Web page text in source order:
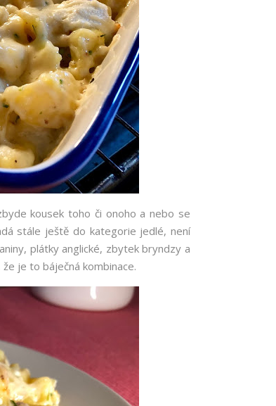
kousek toho či onoho a nebo se
stále ještě do kategorie jedlé, není
plátky anglické, zbytek bryndzy a
je to báječná kombinace.